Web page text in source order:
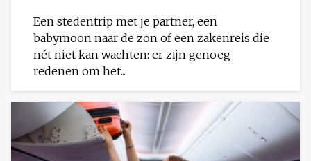
Een stedentrip met je partner, een
babymoon naar de zon of een zakenreis die
nét niet kan wachten: er zijn genoeg
redenen om het...